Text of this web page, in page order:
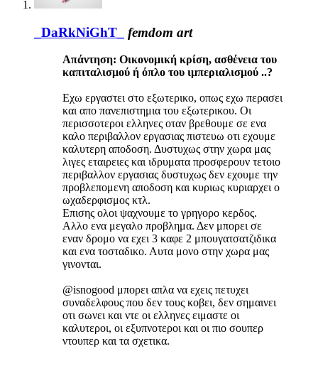
_DaRkNiGhT_ femdom art
Απάντηση: Οικονομική κρίση, ασθένεια του
καπιταλισμού ή όπλο του ιμπεριαλισμού ..?
Εχω εργαστει στο εξωτερικο, οπως εχω περασει
και απο πανεπιστημια του εξωτερικου. Οι
περισσοτεροι ελληνες οταν βρεθουμε σε ενα
καλο περιβαλλον εργασιας πιστευω οτι εχουμε
καλυτερη αποδοση. Δυστυχως στην χωρα μας
λιγες εταιρειες και ιδρυματα προσφερουν τετοιο
περιβαλλον εργασιας δυστυχως δεν εχουμε την
προβλεπομενη αποδοση και κυριως κυριαρχει ο
ωχαδερφισμος κτλ.
Επισης ολοι ψαχνουμε το γρηγορο κερδος.
Αλλο ενα μεγαλο προβλημα. Δεν μπορει σε
εναν δρομο να εχει 3 καφε 2 μπουγατσατζιδικα
και ενα τοσταδικο. Αυτα μονο στην χωρα μας
γινονται.
@isnogood μπορει απλα να εχεις πετυχει
συναδελφους που δεν τους κοβει, δεν σημαινει
οτι σωνει και ντε οι ελληνες ειμαστε οι
καλυτεροι, οι εξυπνοτεροι και οι πιο σουπερ
ντουπερ και τα σχετικα.